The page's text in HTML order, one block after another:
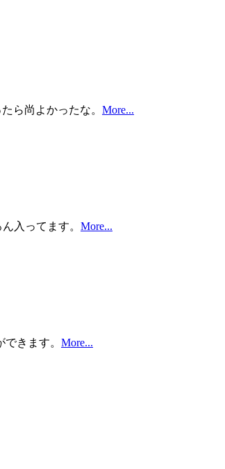
ら尚よかったな。 More...
入ってます。 More...
きます。 More...